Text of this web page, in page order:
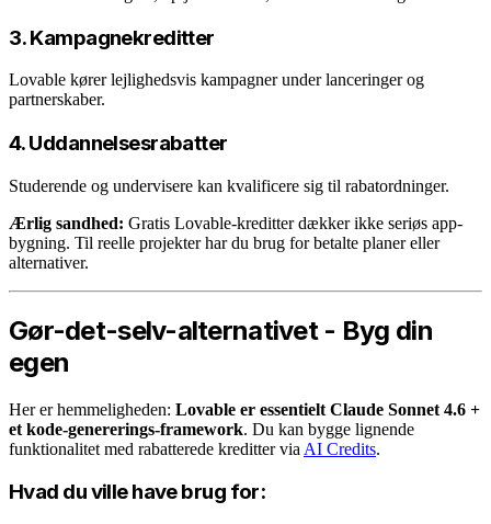
3. Kampagnekreditter
Lovable kører lejlighedsvis kampagner under lanceringer og
partnerskaber.
4. Uddannelsesrabatter
Studerende og undervisere kan kvalificere sig til rabatordninger.
Ærlig sandhed: Gratis Lovable-kreditter dækker ikke seriøs app-
bygning. Til reelle projekter har du brug for betalte planer eller
alternativer.
Gør-det-selv-alternativet - Byg din
egen
Her er hemmeligheden: Lovable er essentielt Claude Sonnet 4.6 +
et kode-genererings-framework. Du kan bygge lignende
funktionalitet med rabatterede kreditter via AI Credits.
Hvad du ville have brug for: